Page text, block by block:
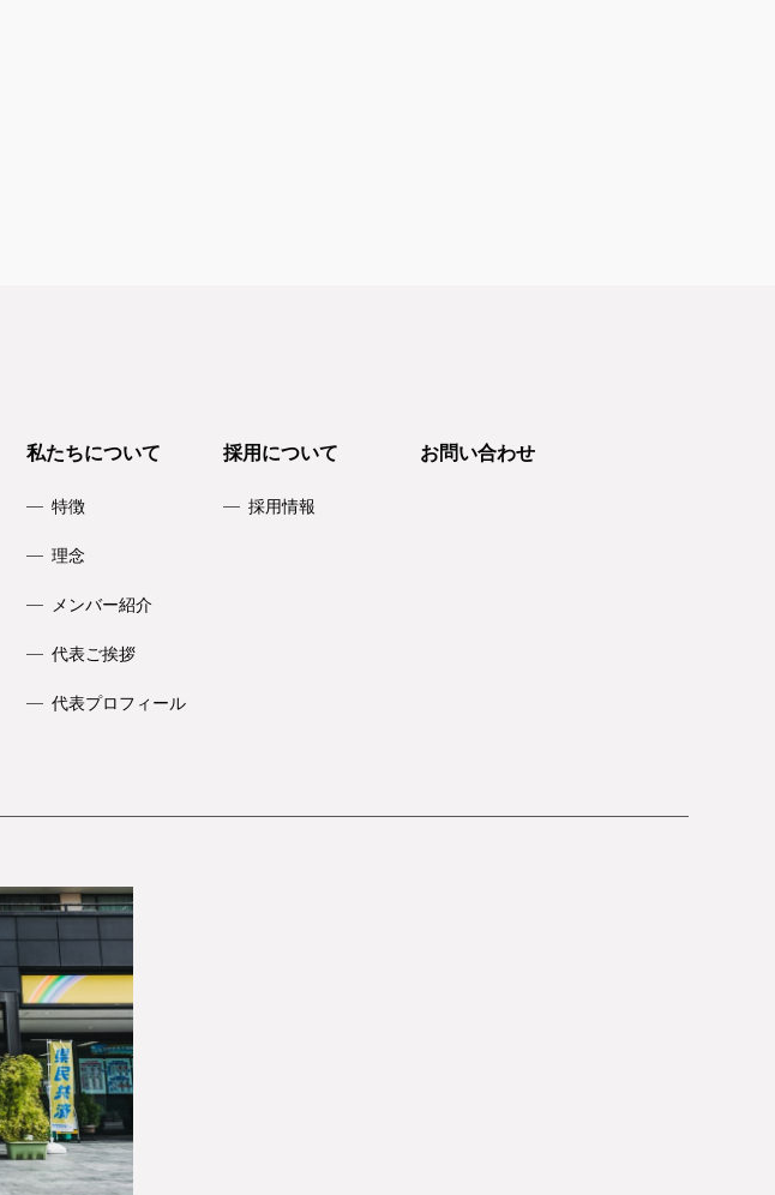
私たちについて
特徴
理念
メンバー紹介
代表ご挨拶
代表プロフィール
採用について
採用情報
お問い合わせ